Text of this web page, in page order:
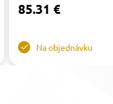
85.31 €
Na objednávku